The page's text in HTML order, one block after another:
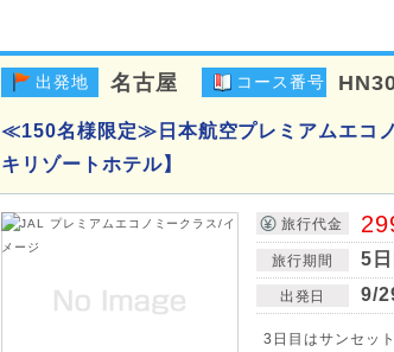
出発地 名古屋 コース番号
≪150名様限定≫日本航空プレミアムエコ
キリゾートホテル】
旅行代金
旅行期間 5日
出発日 9/
3日目はサンセッ